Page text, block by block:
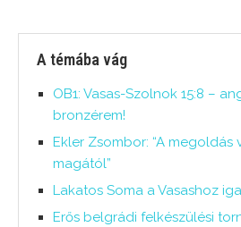
A témába vág
OB1: Vasas-Szolnok 15:8 –
bronzérem!
Ekler Zsombor: “A megoldás
magától”
Lakatos Soma a Vasashoz
Erős belgrádi felkészülési